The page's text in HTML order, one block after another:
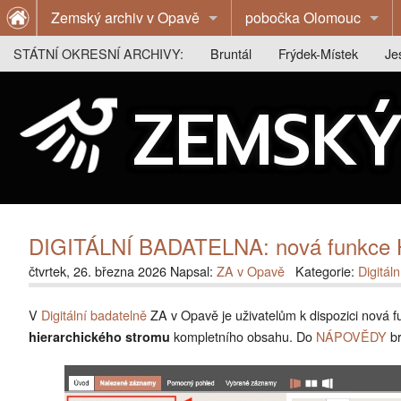
Zemský archiv v Opavě
O archivu
Publikace
Výstavy
Kontakty
pobočka Olomouc
O archivu
Publikace
Badatelna
STÁTNÍ OKRESNÍ ARCHIVY:
Bruntál
Z historie archivu
Publikace
Frýdek-Místek
Z historie archivu
Publikace
Kontakty
Z
DIGITÁLNÍ BADATELNA: nová
čtvrtek, 26. března 2026 Napsal: ZA v Opavě Kategorie:
V Digitální badatelněZA v Opavě je uživatelům k dispozici nová
hierarchického stromu kompletního obsahu. Do NÁPOVĚDY